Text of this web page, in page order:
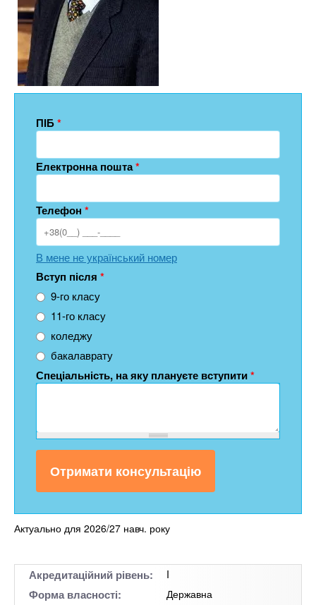
ПІБ*
Електронна пошта*
Телефон *
В мене не український номер
Вступ після *
9-го класу
11-го класу
коледжу
бакалаврату
Спеціальність, на яку плануєте вступити*
Актуально для 2026/27 навч. року
Акредитаційний рівень: I
Форма власності: Державна